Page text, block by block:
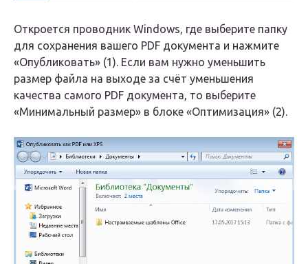
Откроется проводник Windows, где выберите папку
для сохранения вашего PDF документа и нажмите
«Опубликовать» (1). Если вам нужно уменьшить
размер файла на выходе за счёт уменьшения
качества самого PDF документа, то выберите
«Минимальный размер» в блоке «Оптимизация» (2).